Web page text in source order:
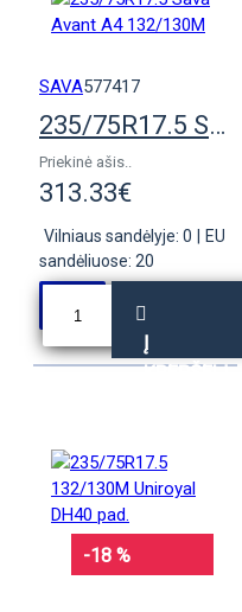
SAVA577417
235/75R17.5 Sava Avant A4 132/130M
Priekinė ašis..
313.33€
Vilniaus sandėlyje: 0
EU
sandėliuose: 20
Į
KREPŠELĮ
-18 %